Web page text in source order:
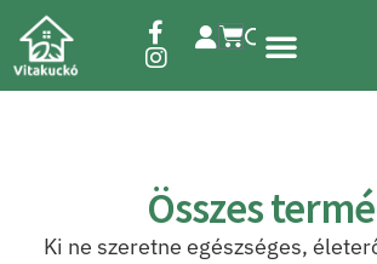
Összes
Ki ne szeretne egészséges,